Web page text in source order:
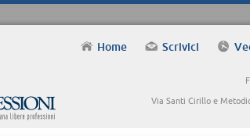
Home Scrivici
Via Santi Cirillo e